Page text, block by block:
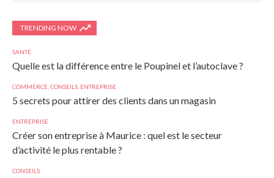
TRENDING NOW
SANTÉ
Quelle est la différence entre le Poupinel et l’autoclave ?
COMMERCE CONSEILS ENTREPRISE
5 secrets pour attirer des clients dans un magasin
ENTREPRISE
Créer son entreprise à Maurice : quel est le secteur
d’activité le plus rentable ?
CONSEILS